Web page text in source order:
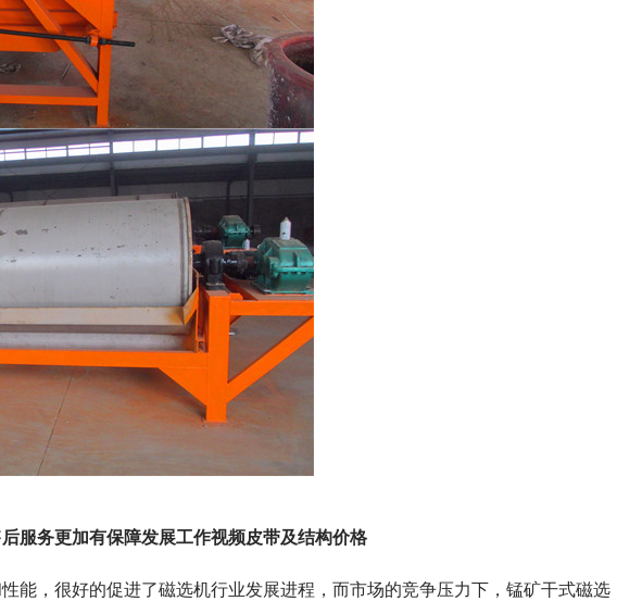
RCT系列全磁永磁滚筒
服务更加有保障发展工作视频皮带及结构价格
能，很好的促进了磁选机行业发展进程，而市场的竞争压力下，锰矿干式磁选